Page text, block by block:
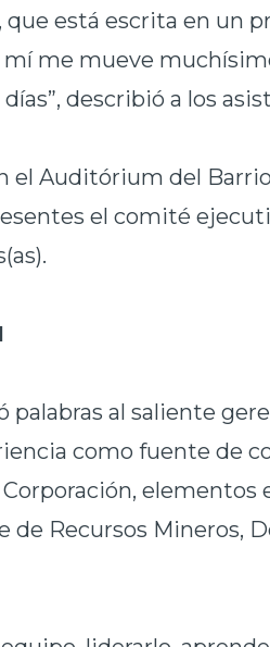
está escrita en un
me mueve
describió a los
el Auditórium del
el comité
al saliente
como fuente de
elementos
Recursos Mineros,